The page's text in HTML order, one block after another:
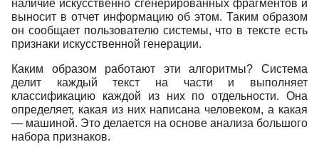
наличие искусственно сгенерированных фрагментов и
выносит в отчет информацию об этом. Таким образом
он сообщает пользователю системы, что в тексте есть
признаки искусственной генерации.
Каким образом работают эти алгоритмы? Система
делит каждый текст на части и выполняет
классификацию каждой из них по отдельности. Она
определяет, какая из них написана человеком, а какая
— машиной. Это делается на основе анализа большого
набора признаков.